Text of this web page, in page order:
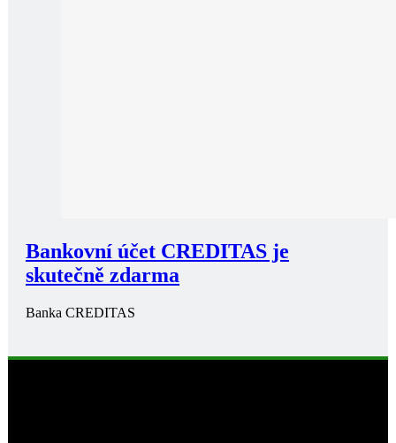
Bankovní účet CREDITAS je
skutečně zdarma
Banka CREDITAS